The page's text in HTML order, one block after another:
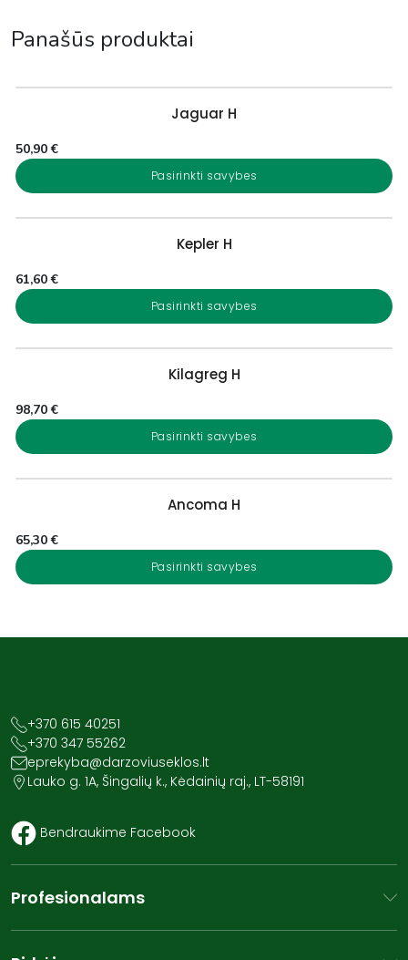
Panašūs produktai
Jaguar H
50,90€
Pasirinkti savybes
Kepler H
61,60€
Pasirinkti savybes
Kilagreg H
98,70€
Pasirinkti savybes
Ancoma H
65,30€
Pasirinkti savybes
+370 615 40251
+370 347 55262
eprekyba@darzoviuseklos.lt
Lauko g. 1A, Šingalių k., Kėdainių raj., LT-58191
Bendraukime Facebook
Profesionalams